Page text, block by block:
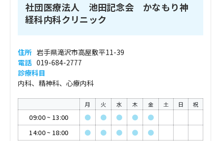
社団医療法人 池田記念会 かなもり神
経科内科クリニック
住所 岩手県滝沢市高屋敷平11-39
電話 019-684-2777
診療科目
内科、精神科、心療内科
月 火 水 木 金 土 日 祝
09:00~ 13:00 ● ● ● ●
●
14:00~ 18:00 ● ● ● ● ●